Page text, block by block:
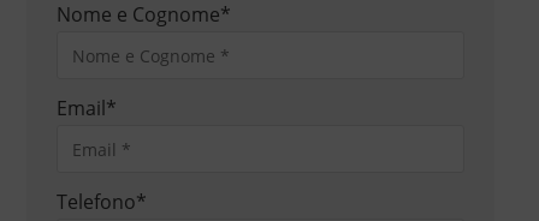
Nome e Cognome*
Email*
Telefono*